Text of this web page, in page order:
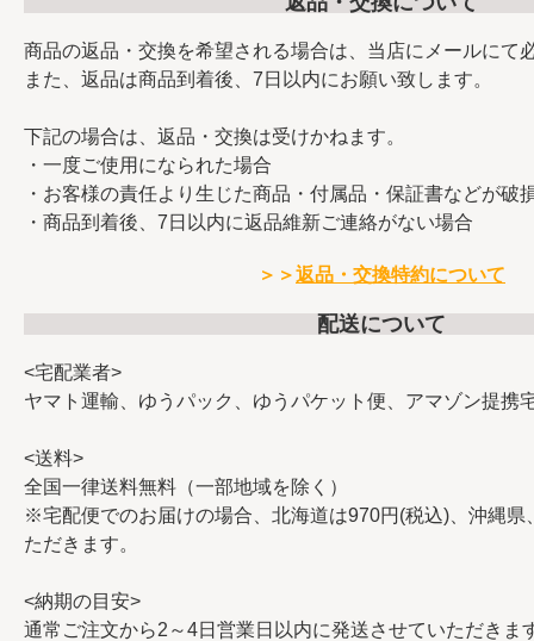
商品の返品・交換を希望される場合は、当店にメールにて
また、返品は商品到着後、7日以内にお願い致します。
下記の場合は、返品・交換は受けかねます。
・一度ご使用になられた場合
・お客様の責任より生じた商品・付属品・保証書などが破
・商品到着後、7日以内に返品維新ご連絡がない場合
＞＞返品・交換特約について
配送について
<宅配業者>
ヤマト運輸、ゆうパック、ゆうパケット便、アマゾン提携
<送料>
全国一律送料無料（一部地域を除く）
※宅配便でのお届けの場合、北海道は970円(税込)、沖縄県
ただきます。
<納期の目安>
通常ご注文から2～4日営業日以内に発送させていただきま